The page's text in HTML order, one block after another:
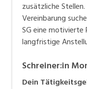
Aussendienst
Sicherheit,
Geschäftsfelder mit
den führenden
von Holz. Fust
bei gleichzeitiger
zusätzliche
Vereinbarung
SG eine
langfristige
Schreiner:in
Dein